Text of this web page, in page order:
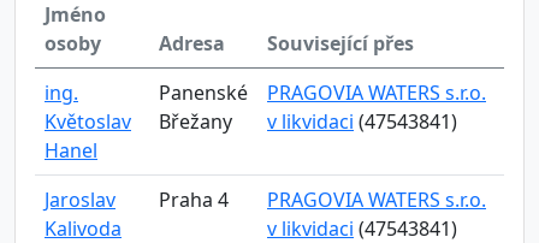
Jméno
osoby
Adresa
Související přes
ing.
Květoslav
Hanel
Panenské
Břežany
PRAGOVIA WATERS s.r.o.
v likvidaci (47543841)
Jaroslav
Kalivoda
Praha 4
PRAGOVIA WATERS s.r.o.
v likvidaci (47543841)